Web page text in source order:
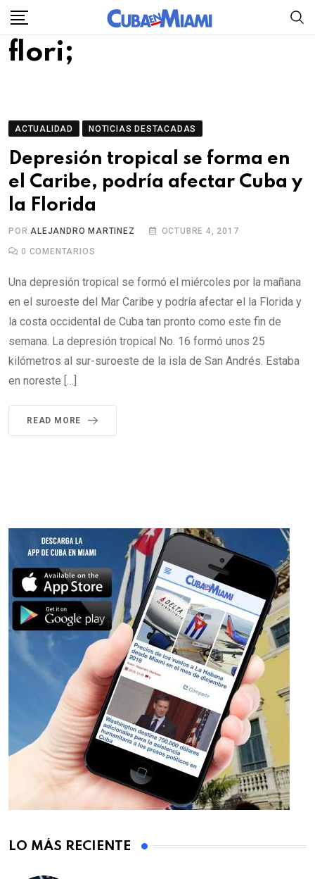
Skip
content
flori;
ACTUALIDAD NOTICIAS DESTACADAS
Depresión tropical se forma en
el Caribe, podría afectar Cuba y
la Florida
PORALEJANDRO MARTINEZ OCTUBRE 4, 2017
0 COMENTARIOS
Una depresión tropical se formó el miércoles por la mañana
en el suroeste del Mar Caribe y podría afectar el la Florida y
la costa occidental de Cuba tan pronto como este fin de
semana. La depresión tropical No. 16 formó unos 25
kilómetros al sur-suroeste de la isla de San Andrés. Estaba
en noreste […]
READ MORE
LO MÁS RECIENTE